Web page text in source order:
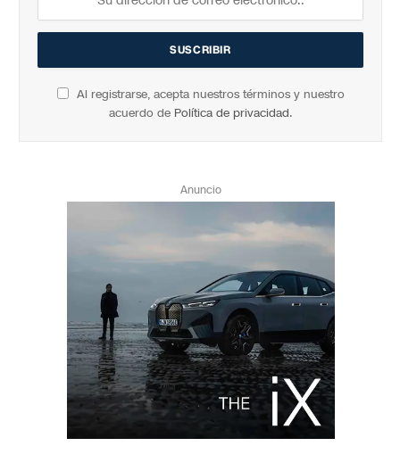
Al registrarse, acepta nuestros términos y nuestro
acuerdo de Política de privacidad.
Anuncio